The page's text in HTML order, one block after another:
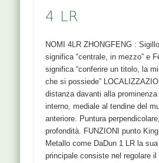
4 LR
NOMI 4LR ZHONGFENG :
significa “centrale, in mezzo” e
significa “conferire un titolo, la
che si possiede”
distanza davanti alla
interno, mediale al tendine del
anteriore. Puntura
profondità. FUNZIONI punto
Metallo come DaDun 1 LR la
principale consiste nel regolare il